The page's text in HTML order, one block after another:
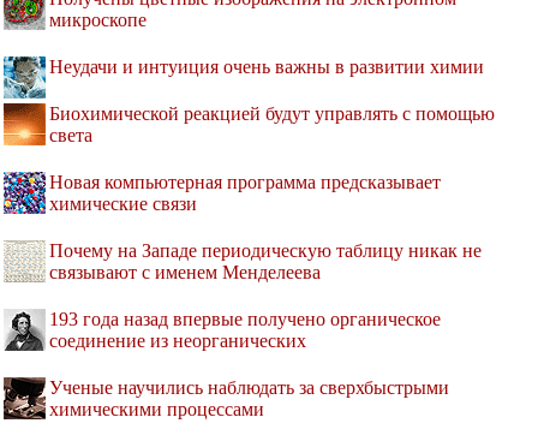
микроскопе
Неудачи и интуиция очень важны в развитии химии
Биохимической реакцией будут управлять с помощью
света
Новая компьютерная программа предсказывает
химические связи
Почему на Западе периодическую таблицу никак не
связывают с именем Менделеева
193 года назад впервые получено органическое
соединение из неорганических
Ученые научились наблюдать за сверхбыстрыми
химическими процессами